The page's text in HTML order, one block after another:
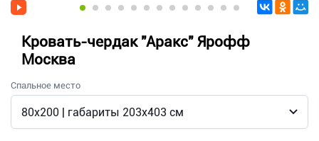
Кровать-чердак "Аракс" Ярофф
Москва
Спальное место